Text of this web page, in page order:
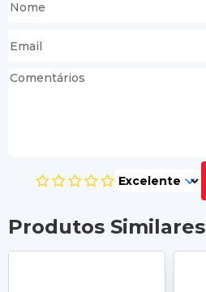
Produtos Similares